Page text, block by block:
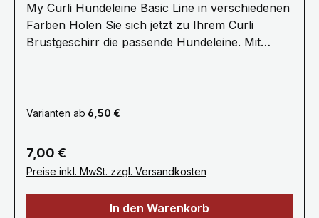
My Curli Hundeleine Basic Line in verschiedenen
Farben Holen Sie sich jetzt zu Ihrem Curli
Brustgeschirr die passende Hundeleine. Mit
farblich auf die Sicherheitsösen der My Curli
Hundeleinen sind verfügbar mit einer Länge von
140cm und einer Breite von 2cm oder 1.5cm.
Wichtig: 1,5 cm breite Leine für Hunde bis
maximal 12kg 2,0 cm breite Leine für Hunde bis
maximal 30kg Curli Basic Leine Daten: - Material
Varianten ab 6,50 €
Regulärer Preis:
7,00 €
Preise inkl. MwSt. zzgl. Versandkosten
In den Warenkorb